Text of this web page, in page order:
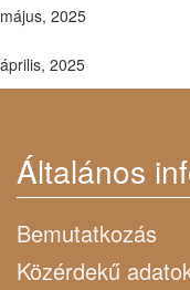
május, 2025
április, 2025
Általános
Bemutatkozás
Közérdekű